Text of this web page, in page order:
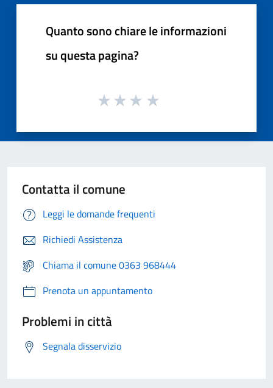
Quanto sono chiare le informazioni
su questa pagina?
Contatta il comune
Leggi le domande frequenti
Richiedi Assistenza
Chiama il comune 0363 968444
Prenota un appuntamento
Problemi in città
Segnala disservizio